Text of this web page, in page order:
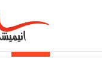
خبر فوری